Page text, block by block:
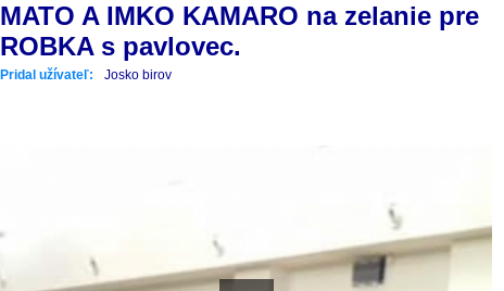
MATO A IMKO KAMARO na zelanie pre
ROBKA s pavlovec.
Pridal užívateľ: Josko birov